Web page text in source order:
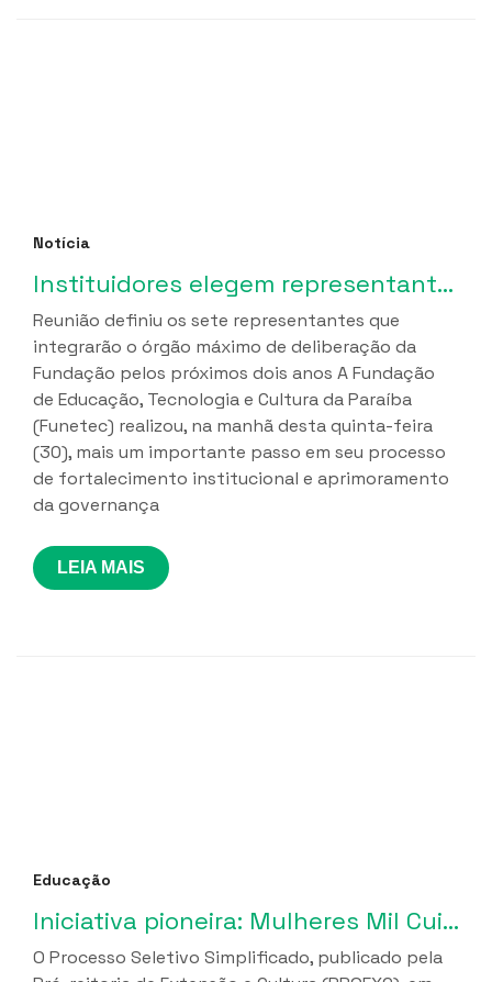
Notícia
Instituidores elegem representantes para o Conselho Curador da Funetec em marco de fortalecimento da governança institucional
Reunião definiu os sete representantes que
integrarão o órgão máximo de deliberação da
Fundação pelos próximos dois anos A Fundação
de Educação, Tecnologia e Cultura da Paraíba
(Funetec) realizou, na manhã desta quinta-feira
(30), mais um importante passo em seu processo
de fortalecimento institucional e aprimoramento
da governança
LEIA MAIS
Educação
Iniciativa pioneira: Mulheres Mil Cuidados lança seleção de profissionais para implantação de Cuidotecas na Paraíba
O Processo Seletivo Simplificado, publicado pela